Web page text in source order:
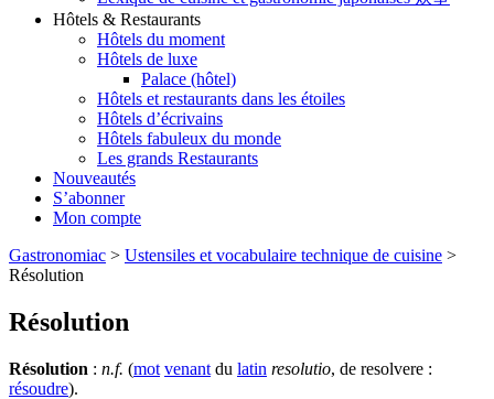
Hôtels & Restaurants
Hôtels du moment
Hôtels de luxe
Palace (hôtel)
Hôtels et restaurants dans les étoiles
Hôtels d’écrivains
Hôtels fabuleux du monde
Les grands Restaurants
Nouveautés
S’abonner
Mon compte
Gastronomiac > Ustensiles et vocabulaire technique de cuisine >
Résolution
Résolution
Résolution : n.f. (mot venant du latin resolutio, de resolvere :
résoudre).